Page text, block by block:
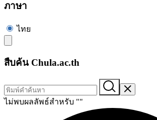
ภาษา
ไทย
สืบค้น Chula.ac.th
ไม่พบผลลัพธ์สำหรับ ""